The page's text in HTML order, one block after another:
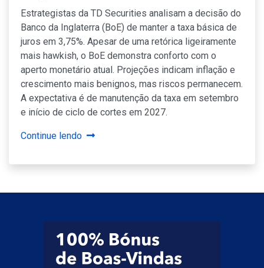
Estrategistas da TD Securities analisam a decisão do
Banco da Inglaterra (BoE) de manter a taxa básica de
juros em 3,75%. Apesar de uma retórica ligeiramente
mais hawkish, o BoE demonstra conforto com o
aperto monetário atual. Projeções indicam inflação e
crescimento mais benignos, mas riscos permanecem.
A expectativa é de manutenção da taxa em setembro
e início de ciclo de cortes em 2027.
Continue lendo